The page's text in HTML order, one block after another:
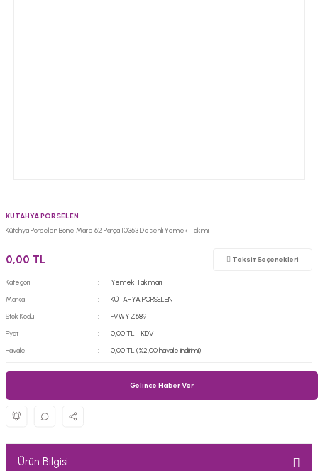
KÜTAHYA PORSELEN
Kütahya Porselen Bone Mare 62 Parça 10363 Desenli Yemek Takımı
0,00 TL Taksit Seçenekleri
Kategori
Yemek Takımları
Marka
KÜTAHYA PORSELEN
Stok Kodu
FVWYZ689
Fiyat
0,00 TL + KDV
Havale
0,00 TL (%2,00 havale indirimi)
Gelince Haber Ver
Ürün Bilgisi